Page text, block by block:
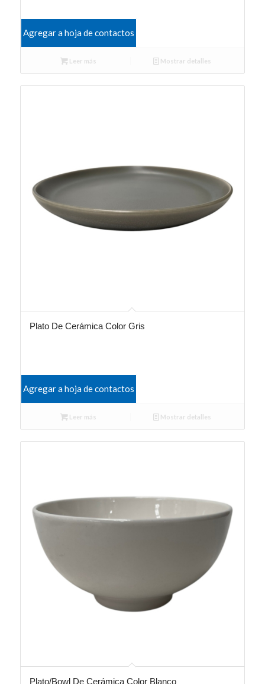
Agregar a hoja de contactos
Leer más Mostrar detalles
Plato De Cerámica Color Gris
Agregar a hoja de contactos
Leer más Mostrar detalles
Plato/Bowl De Cerámica Color Blanco